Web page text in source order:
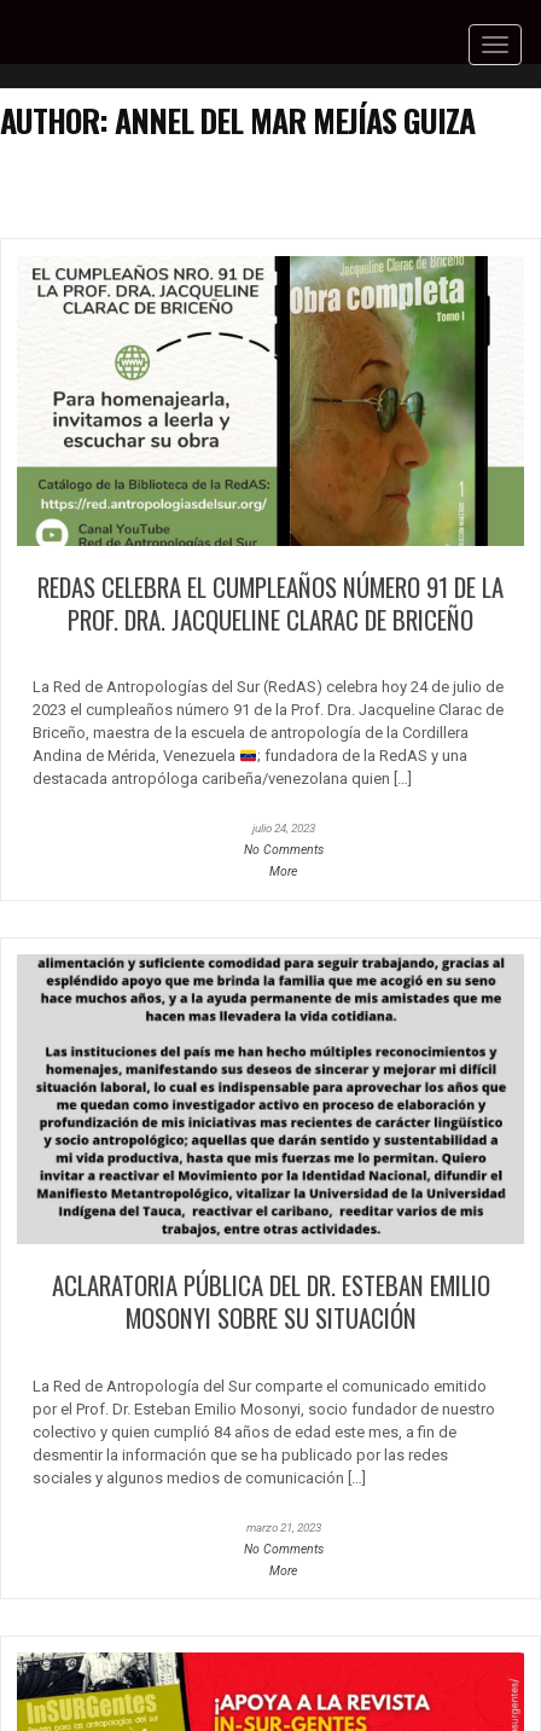
Toggle
AUTHOR:ANNEL DEL MAR MEJÍAS GUIZA
REDAS CELEBRA EL CUMPLEAÑOS NÚMERO 91 DE LA
PROF. DRA. JACQUELINE CLARAC DE BRICEÑO
La Red de Antropologías del Sur (RedAS) celebra hoy 24 de julio de
2023 el cumpleaños número 91 de la Prof. Dra. Jacqueline Clarac de
Briceño, maestra de la escuela de antropología de la Cordillera
Andina de Mérida, Venezuela
; fundadora de la RedAS y una
destacada antropóloga caribeña/venezolana quien […]
julio 24, 2023
No Comments
More
ACLARATORIA PÚBLICA DEL DR. ESTEBAN EMILIO
MOSONYI SOBRE SU SITUACIÓN
La Red de Antropología del Sur comparte el comunicado emitido
por el Prof. Dr. Esteban Emilio Mosonyi, socio fundador de nuestro
colectivo y quien cumplió 84 años de edad este mes, a fin de
desmentir la información que se ha publicado por las redes
sociales y algunos medios de comunicación […]
marzo 21, 2023
No Comments
More